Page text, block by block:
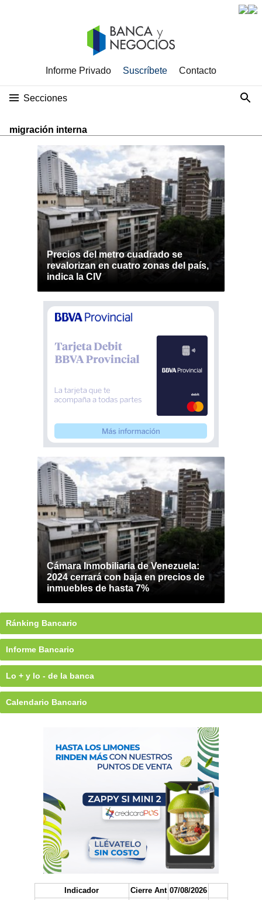
Informe Privado Suscríbete Contacto
Secciones
migración interna
Precios del metro cuadrado se
revalorizan en cuatro zonas del país,
indica la CIV
Cámara Inmobiliaria de Venezuela:
2024 cerrará con baja en precios de
inmuebles de hasta 7%
Ránking Bancario
Informe Bancario
Lo + y lo - de la banca
Calendario Bancario
Indicador Cierre Ant 07/08/2026